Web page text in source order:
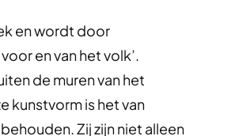
en wordt door
en van het volk’.
de muren van het
kunstvorm is het van
Zij zijn niet alleen